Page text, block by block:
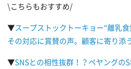
\こちらもおすすめ/
▼スープストックトーキョー“離乳
その対応に賞賛の声。顧客に寄り添
▼SNSとの相性抜群！？ペヤングの